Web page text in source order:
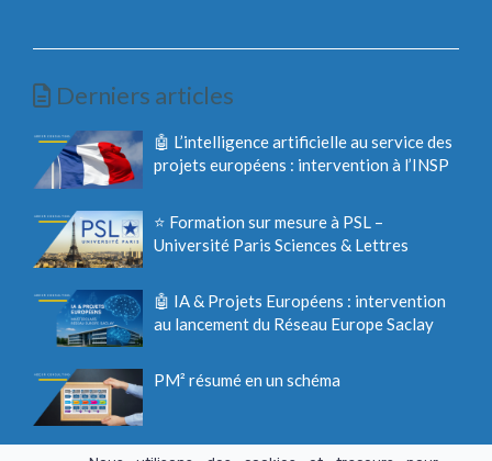
Derniers articles
🤖 L’intelligence artificielle au service des
projets européens : intervention à l’INSP
⭐ Formation sur mesure à PSL –
Université Paris Sciences & Lettres
🤖 IA & Projets Européens : intervention
au lancement du Réseau Europe Saclay
PM² résumé en un schéma